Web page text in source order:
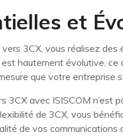
et
3CX, vous réalisez
hautement évolutive,
que votre entreprise
avec ISISCOM
de 3CX, vous
de vos